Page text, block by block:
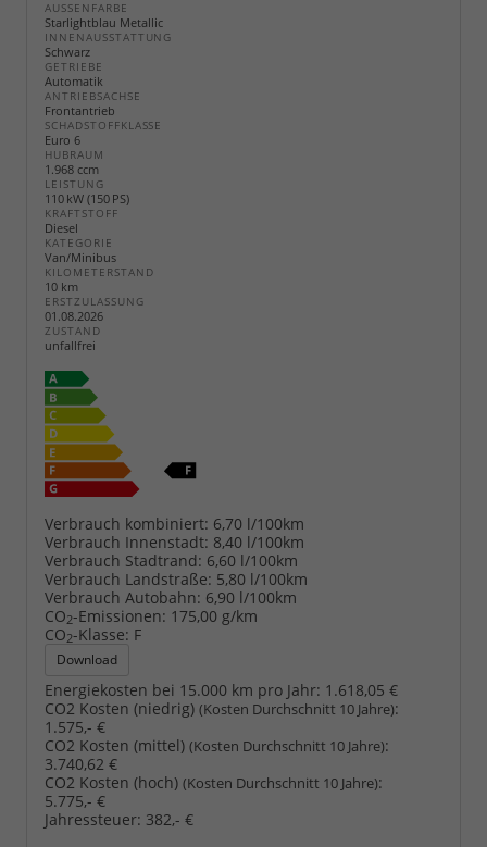
AUSSENFARBE
Starlightblau Metallic
INNENAUSSTATTUNG
Schwarz
GETRIEBE
Automatik
ANTRIEBSACHSE
Frontantrieb
SCHADSTOFFKLASSE
Euro 6
HUBRAUM
1.968 ccm
LEISTUNG
110 kW (150 PS)
KRAFTSTOFF
Diesel
KATEGORIE
Van/Minibus
KILOMETERSTAND
10 km
ERSTZULASSUNG
01.08.2026
ZUSTAND
unfallfrei
Verbrauch kombiniert: 6,70 l/100km
Verbrauch Innenstadt: 8,40 l/100km
Verbrauch Stadtrand: 6,60 l/100km
Verbrauch Landstraße: 5,80 l/100km
Verbrauch Autobahn: 6,90 l/100km
CO2-Emissionen: 175,00 g/km
CO2-Klasse: F
Download
Energiekosten bei 15.000 km pro Jahr: 1.618,05 €
CO2 Kosten (niedrig) (Kosten Durchschnitt 10 Jahre):
1.575,- €
CO2 Kosten (mittel) (Kosten Durchschnitt 10 Jahre):
3.740,62 €
CO2 Kosten (hoch) (Kosten Durchschnitt 10 Jahre):
5.775,- €
Jahressteuer: 382,- €